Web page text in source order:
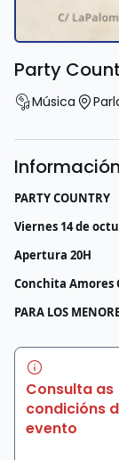
Party
Música
Información
PARTY COUNTRY
Viernes 14 de
Apertura 20H
Conchita Amores
PARA LOS
Consulta as
condicións
evento